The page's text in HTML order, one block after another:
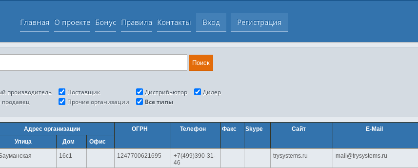
Главная О проекте Бонус Правила Контакты Вход Регистрация
Поиск
производитель Поставщик Дистрибьютор
Дилер
Прочие организации Все типы
Адрес организации ОГРН Телефон Факс Skype Сайт
E-Mail
Улица
Дом Офис
Бауманская 16с1 1247700621695
+7(499)390-31-
46
trysystems.ru mail@trysystems.ru